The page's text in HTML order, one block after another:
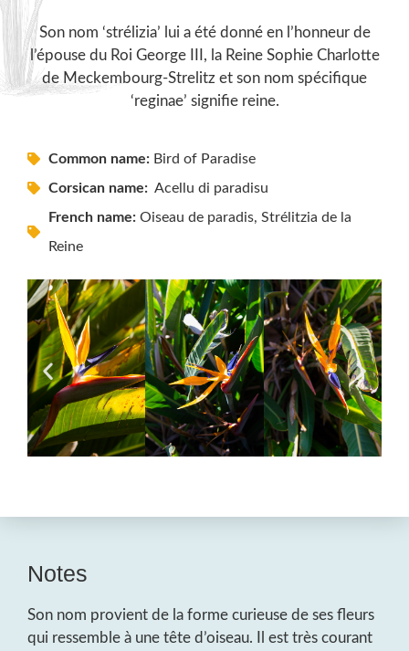
Son nom ‘strélizia’ lui a été donné en l’honneur de
l’épouse du Roi George III, la Reine Sophie Charlotte
de Meckembourg-Strelitz et son nom spécifique
‘reginae’ signifie reine.
Common name: Bird of Paradise
Corsican name: Acellu di paradisu
French name:Oiseau de paradis, Strélitzia de la
Reine
Notes
Son nom provient de la forme curieuse de ses fleurs
qui ressemble à une tête d’oiseau. Il est très courant